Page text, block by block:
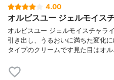
4.00
オルビスユー ジェルモイス
オルビスユー ジェルモイスチャラ
引き出し、うるおいに満ちた変化
タイプのクリームです見た目はオ